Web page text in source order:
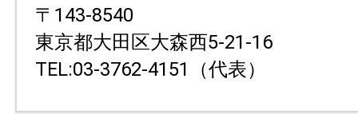
〒143-8540
東京都大田区大森西5-21-16
TEL:03-3762-4151（代表）